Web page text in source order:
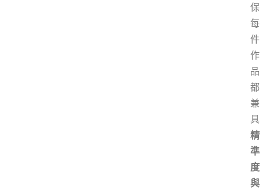
保
每
件
作
品
都
兼
具
精
準
度
與